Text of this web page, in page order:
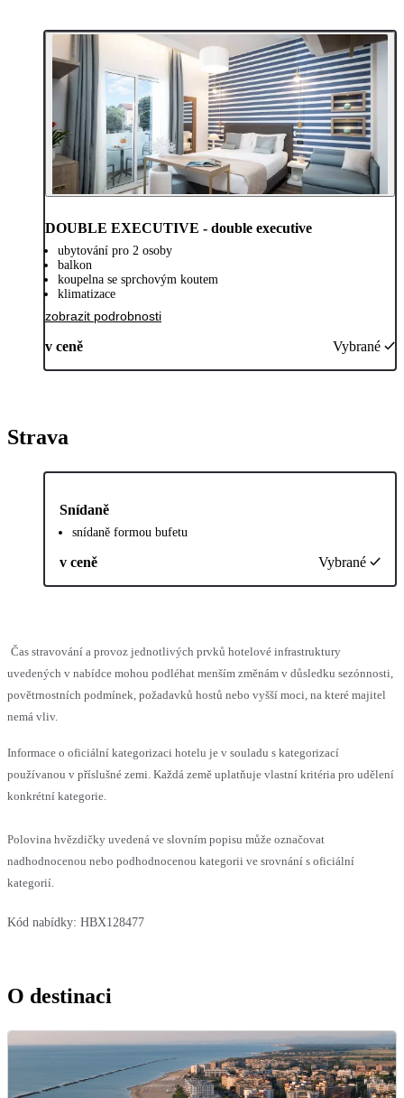
DOUBLE EXECUTIVE - double executive
ubytování pro 2 osoby
balkon
koupelna se sprchovým koutem
klimatizace
zobrazit podrobnosti
v ceně Vybrané
Strava
Snídaně
snídaně formou bufetu
v ceně Vybrané
Čas stravování a provoz jednotlivých prvků hotelové infrastruktury
uvedených v nabídce mohou podléhat menším změnám v důsledku sezónnosti,
povětrnostních podmínek, požadavků hostů nebo vyšší moci, na které majitel
nemá vliv.
Informace o oficiální kategorizaci hotelu je v souladu s kategorizací
používanou v příslušné zemi. Každá země uplatňuje vlastní kritéria pro udělení
konkrétní kategorie.
Polovina hvězdičky uvedená ve slovním popisu může označovat
nadhodnocenou nebo podhodnocenou kategorii ve srovnání s oficiální
kategorií.
Kód nabídky: HBX128477
O destinaci